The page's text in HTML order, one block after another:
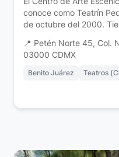
conoce como Teatrín
de octubre del 2000.
📍 Petén Norte 45, Col.
03000 CDMX
Benito Juárez Teatros